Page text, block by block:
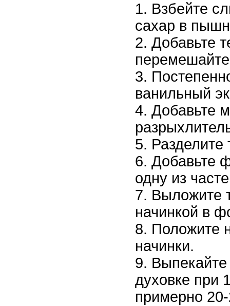
Взбейте
сахар в
Добавьте
ванильный
Добавьте
Разделите
Добавьте
одну из
Выложите
начинкой в
Положите
начинки.
Выпекайте
духовке при
примерно